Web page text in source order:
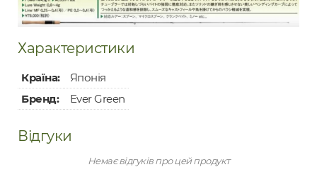
Характеристики
Країна:
Японія
Бренд:
Ever Green
Відгуки
Немає відгуків про цей продукт